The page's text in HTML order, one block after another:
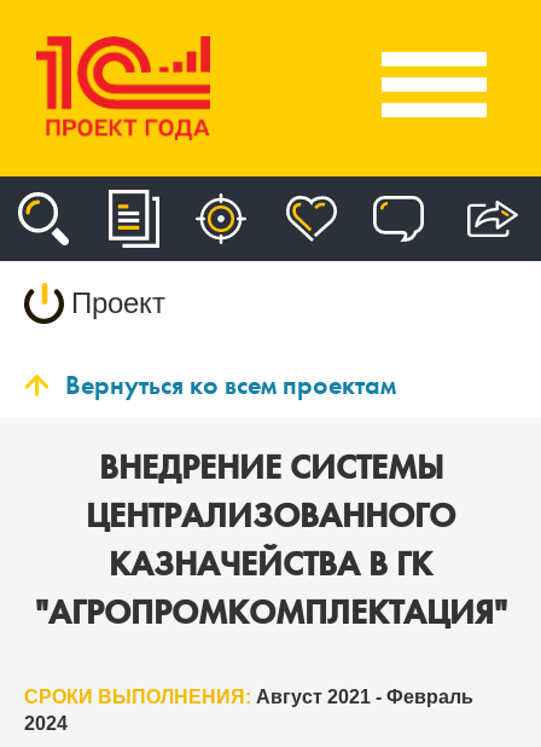
Проект
Вернуться ко всем проектам
ВНЕДРЕНИЕ СИСТЕМЫ
ЦЕНТРАЛИЗОВАННОГО
КАЗНАЧЕЙСТВА В ГК
"АГРОПРОМКОМПЛЕКТАЦИЯ"
СРОКИ ВЫПОЛНЕНИЯ: Август 2021 - Февраль
2024